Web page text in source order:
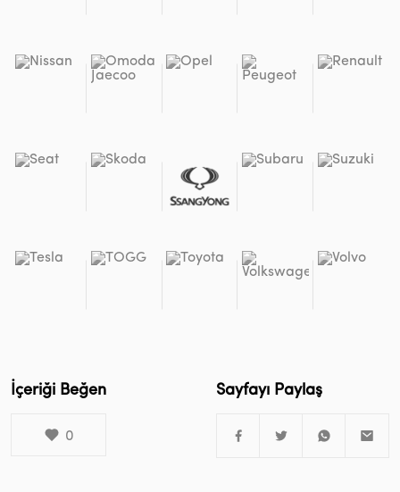
İçeriği Beğen
0
Sayfayı Paylaş